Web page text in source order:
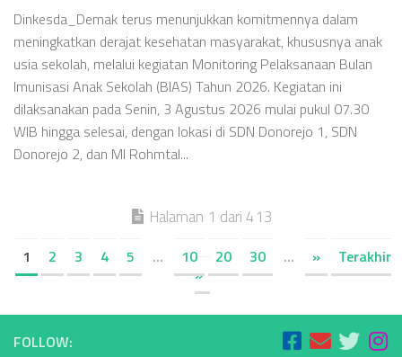
Dinkesda_Demak terus menunjukkan komitmennya dalam
meningkatkan derajat kesehatan masyarakat, khususnya anak
usia sekolah, melalui kegiatan Monitoring Pelaksanaan Bulan
Imunisasi Anak Sekolah (BIAS) Tahun 2026. Kegiatan ini
dilaksanakan pada Senin, 3 Agustus 2026 mulai pukul 07.30
WIB hingga selesai, dengan lokasi di SDN Donorejo 1, SDN
Donorejo 2, dan MI Rohmtal...
Halaman 1 dari 413
1 2 3 4 5 ... 10 20 30 ... »
Terakhir
»
FOLLOW: